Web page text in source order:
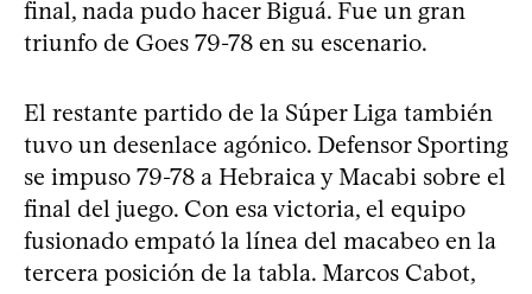
final, nada pudo hacer Biguá. Fue un gran
triunfo de Goes 79-78 en su escenario.
El restante partido de la Súper Liga también
tuvo un desenlace agónico. Defensor Sporting
se impuso 79-78 a Hebraica y Macabi sobre el
final del juego. Con esa victoria, el equipo
fusionado empató la línea del macabeo en la
tercera posición de la tabla. Marcos Cabot,